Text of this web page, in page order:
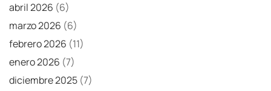
abril 2026 (6)
marzo 2026 (6)
febrero 2026 (11)
enero 2026 (7)
diciembre 2025 (7)